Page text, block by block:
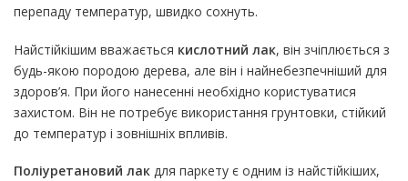
перепаду температур, швидко сохнуть.
Найстійкішим вважається кислотний лак, він зчіплюється з
будь-якою породою дерева, але він і найнебезпечніший для
здоров’я. При його нанесенні необхідно користуватися
захистом. Він не потребує використання грунтовки, стійкий
до температур і зовнішніх впливів.
Поліуретановий лак для паркету є одним із найстійкіших,